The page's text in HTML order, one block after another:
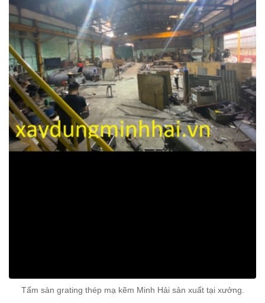
Tấm sàn grating thép mạ kẽm Minh Hải sản xuất tại xưởng.